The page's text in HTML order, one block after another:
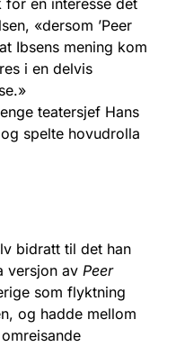
for en interesse det
«dersom ’Peer
Ibsens mening kom
i en delvis
teatersjef Hans
spelte hovudrolla
bidratt til det han
versjon av Peer
som flyktning
og hadde mellom